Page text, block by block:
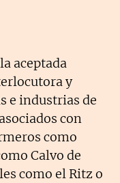
aceptada
y
e industrias de
con
como
Calvo de
como el Ritz o